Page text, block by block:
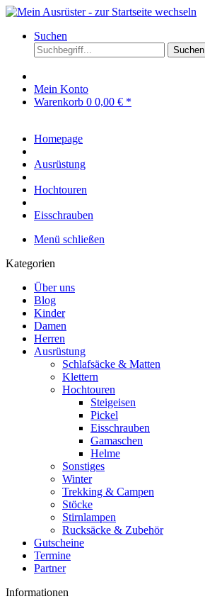
Suchen
Suchen
Mein Konto
Warenkorb 0 0,00 € *
Homepage
Ausrüstung
Hochtouren
Eisschrauben
Menü schließen
Kategorien
Über uns
Blog
Kinder
Damen
Herren
Ausrüstung
Schlafsäcke & Matten
Klettern
Hochtouren
Steigeisen
Pickel
Eisschrauben
Gamaschen
Helme
Sonstiges
Winter
Trekking & Campen
Stöcke
Stirnlampen
Rucksäcke & Zubehör
Gutscheine
Termine
Partner
Informationen